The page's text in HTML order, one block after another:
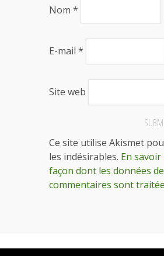
Nom *
E-mail *
Site web
Ce site utilise Akismet
les indésirables. En
façon dont les données
commentaires sont